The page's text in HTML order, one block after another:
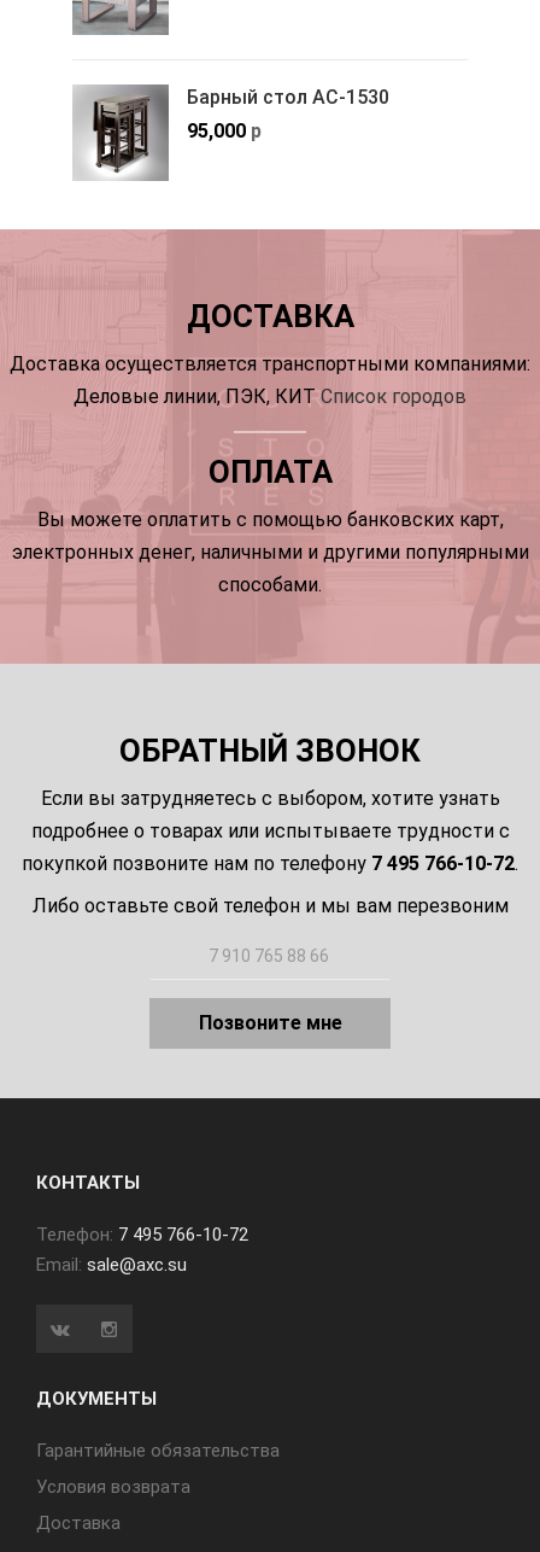
Барный стол АС-1530
95,000 р
ДОСТАВКА
Доставка осуществляется транспортными компаниями:
Деловые линии, ПЭК, КИТ Список городов
ОПЛАТА
Вы можете оплатить с помощью банковских карт,
электронных денег, наличными и другими популярными
способами.
ОБРАТНЫЙ ЗВОНОК
Если вы затрудняетесь с выбором, хотите узнать
подробнее о товарах или испытываете трудности с
покупкой позвоните нам по телефону 7 495 766-10-72.
Либо оставьте свой телефон и мы вам перезвоним
Позвоните мне
КОНТАКТЫ
Телефон: 7 495 766-10-72
Email: sale@axc.su
ДОКУМЕНТЫ
Гарантийные обязательства
Условия возврата
Доставка